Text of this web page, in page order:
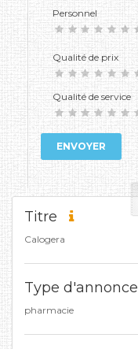
Personnel
Qualité de prix
Qualité de service
ENVOYER
Titre
Calogera
Type d'annonce
pharmacie